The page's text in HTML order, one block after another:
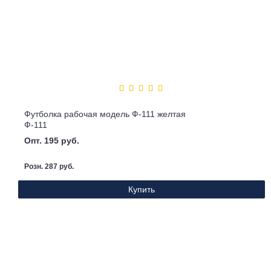
Футболка рабочая модель Ф-111 желтая
Ф-111
Опт. 195 руб.
Розн. 287 руб.
Купить